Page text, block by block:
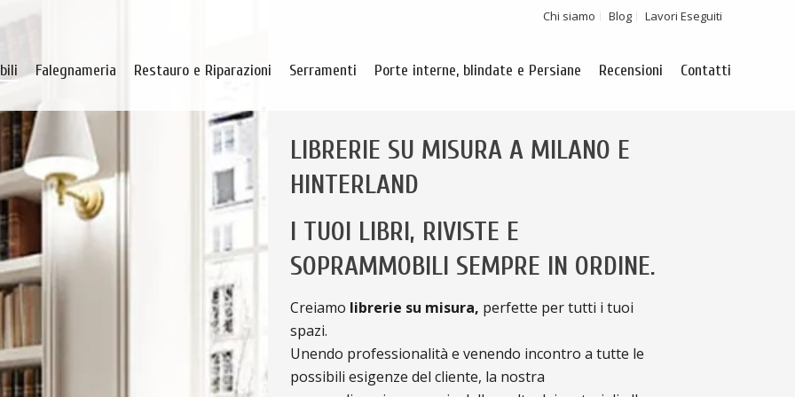
Chi siamo Blog Lavori Eseguiti
Falegnameria Restauro e Riparazioni Serramenti Porte interne, blindate e Persiane Recensioni Contatti
LIBRERIE SU MISURA A MILANO E
HINTERLAND
I TUOI LIBRI, RIVISTE E
SOPRAMMOBILI SEMPRE IN ORDINE.
Creiamo librerie su misura, perfette per tutti i tuoi
spazi.
Unendo professionalità e venendo incontro a tutte le
possibili esigenze del cliente, la nostra